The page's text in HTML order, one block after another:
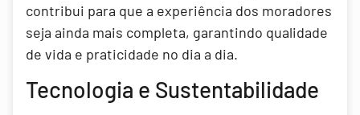
contribui para que a experiência dos moradores
seja ainda mais completa, garantindo qualidade
de vida e praticidade no dia a dia.
Tecnologia e Sustentabilidade